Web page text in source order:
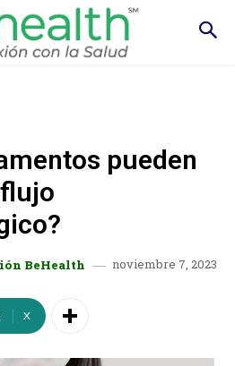
pueden
BeHealth noviembre 7, 2023
X